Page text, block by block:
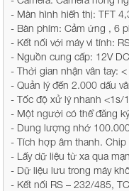
- Màn hình hiển thị: TFT
- Bàn phím: Cảm ứng , 6
- Kết nối với máy vi tính:
- Nguồn cung cấp: 12V
- Thời gian nhận vân tay:
- Quản lý đến 2.000 dấu
- Tốc độ xử lý nhanh <1s/
- Một người có thể đăng
- Dung lượng nhớ
- Tích hợp âm thanh.
- Lấy dữ liệu từ xa qua
- Dữ liệu lưu trong máy
- Kết nối RS – 232/485,